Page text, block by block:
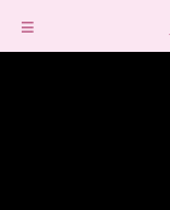
≡